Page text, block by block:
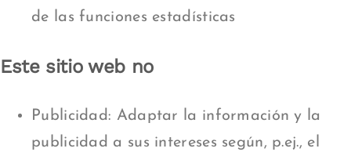
de las funciones estadísticas
Este sitio web no
Publicidad: Adaptar la información y la
publicidad a sus intereses según, p.ej., el